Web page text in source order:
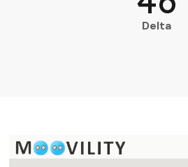
Delta